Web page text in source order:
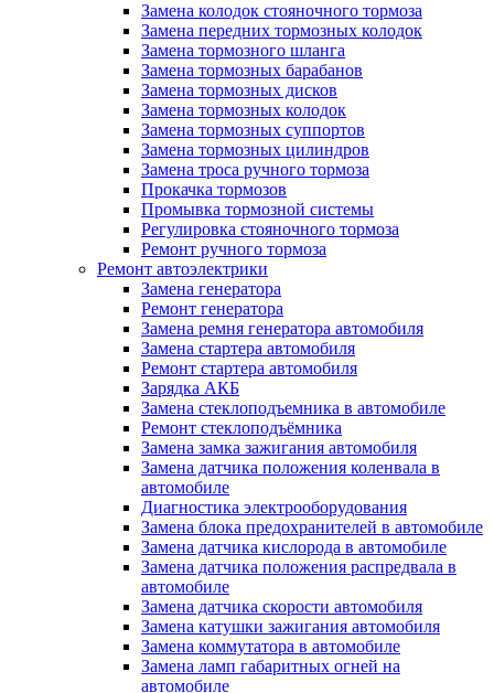
Замена колодок стояночного тормоза
Замена передних тормозных колодок
Замена тормозного шланга
Замена тормозных барабанов
Замена тормозных дисков
Замена тормозных колодок
Замена тормозных суппортов
Замена тормозных цилиндров
Замена троса ручного тормоза
Прокачка тормозов
Промывка тормозной системы
Регулировка стояночного тормоза
Ремонт ручного тормоза
Ремонт автоэлектрики
Замена генератора
Ремонт генератора
Замена ремня генератора автомобиля
Замена стартера автомобиля
Ремонт стартера автомобиля
Зарядка АКБ
Замена стеклоподъемника в автомобиле
Ремонт стеклоподъёмника
Замена замка зажигания автомобиля
Замена датчика положения коленвала в
автомобиле
Диагностика электрооборудования
Замена блока предохранителей в автомобиле
Замена датчика кислорода в автомобиле
Замена датчика положения распредвала в
автомобиле
Замена датчика скорости автомобиля
Замена катушки зажигания автомобиля
Замена коммутатора в автомобиле
Замена ламп габаритных огней на
автомобиле